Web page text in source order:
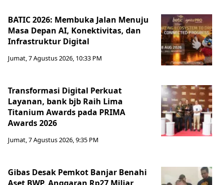
BATIC 2026: Membuka Jalan Menuju
Masa Depan AI, Konektivitas, dan
Infrastruktur Digital
Jumat, 7 Agustus 2026, 10:33 PM
Transformasi Digital Perkuat
Layanan, bank bjb Raih Lima
Titanium Awards pada PRIMA
Awards 2026
Jumat, 7 Agustus 2026, 9:35 PM
Gibas Desak Pemkot Banjar Benahi